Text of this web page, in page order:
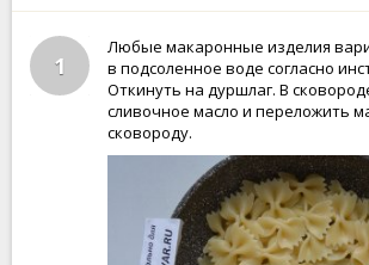
1
Любые макаронные изделия
в подсоленное воде согласно
Откинуть на дуршлаг. В
сливочное масло и переложить
сковороду.